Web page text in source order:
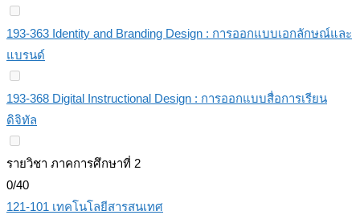
193-363 Identity and Branding Design : การออกแบบเอกลักษณ์และ
แบรนด์
193-368 Digital Instructional Design : การออกแบบสื่อการเรียน
ดิจิทัล
รายวิชา ภาคการศึกษาที่ 2
0/40
121-101 เทคโนโลยีสารสนเทศ